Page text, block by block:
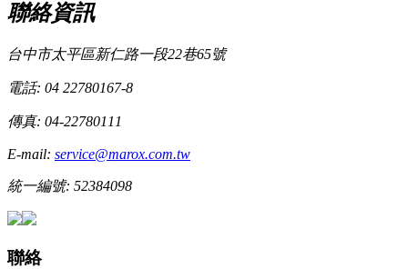
聯絡資訊
台中市太平區新仁路一段22巷65號
電話: 04 22780167-8
傳真: 04-22780111
E-mail: service@marox.com.tw
統一編號: 52384098
聯絡